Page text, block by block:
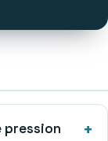
pression